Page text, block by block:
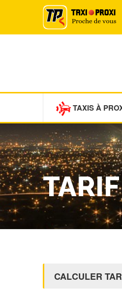
TAXIS À
CALCULER